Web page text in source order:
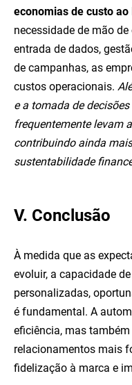
economias de custo
necessidade de mão
entrada de dados,
de campanhas, as
custos operacionais.
e a tomada de
frequentemente levam
contribuindo ainda
sustentabilidade
V. Conclusão
À medida que as
evoluir, a capacidade
personalizadas,
é fundamental. A
eficiência, mas
relacionamentos mais
fidelização à marca e